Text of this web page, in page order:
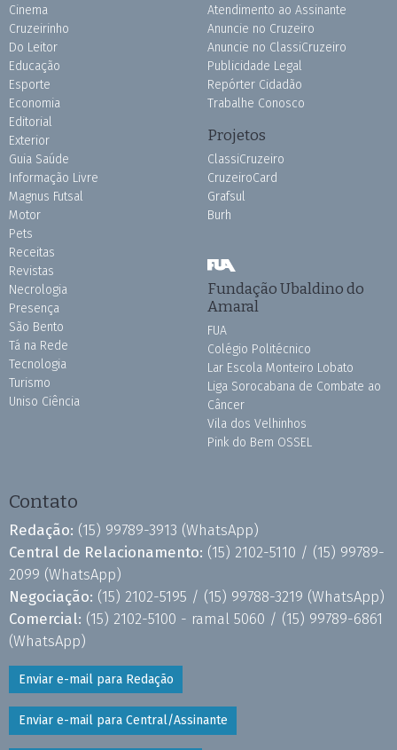
Cinema
Cruzeirinho
Do Leitor
Educação
Esporte
Economia
Editorial
Exterior
Guia Saúde
Informação Livre
Magnus Futsal
Motor
Pets
Receitas
Revistas
Necrologia
Presença
São Bento
Tá na Rede
Tecnologia
Turismo
Uniso Ciência
Atendimento ao Assinante
Anuncie no Cruzeiro
Anuncie no ClassiCruzeiro
Publicidade Legal
Repórter Cidadão
Trabalhe Conosco
Projetos
ClassiCruzeiro
CruzeiroCard
Grafsul
Burh
Fundação Ubaldino do
Amaral
FUA
Colégio Politécnico
Lar Escola Monteiro Lobato
Liga Sorocabana de Combate ao
Câncer
Vila dos Velhinhos
Pink do Bem OSSEL
Contato
Redação: (15) 99789-3913 (WhatsApp)
Central de Relacionamento: (15) 2102-5110 / (15) 99789-
2099 (WhatsApp)
Negociação: (15) 2102-5195 / (15) 99788-3219 (WhatsApp)
Comercial: (15) 2102-5100 - ramal 5060 / (15) 99789-6861
(WhatsApp)
Enviar e-mail para Redação
Enviar e-mail para Central/Assinante